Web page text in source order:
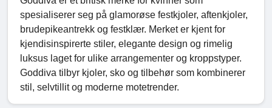
spesialiserer seg på glamorøse festkjoler, aftenkjoler,
brudepikeantrekk og festklær. Merket er kjent for
kjendisinspirerte stiler, elegante design og rimelig
luksus laget for ulike arrangementer og kroppstyper.
Goddiva tilbyr kjoler, sko og tilbehør som kombinerer
stil, selvtillit og moderne motetrender.